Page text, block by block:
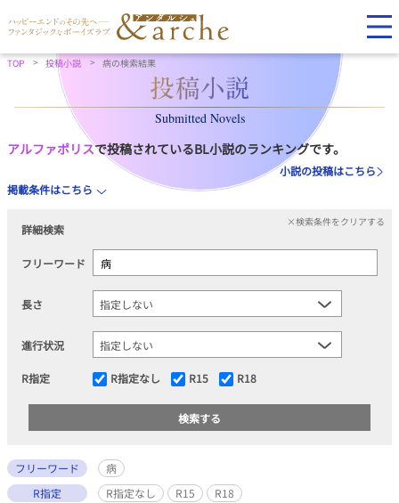
TOP 投稿小説 病の検索結果
Submitted Novels
アルファポリスで投稿されているBL小説のランキングです。
小説の投稿はこちら
掲載条件はこちら
詳細検索
×検索条件をクリアする
フリーワード
長さ
進行状況
R指定 R指定なし R15 R18
フリーワード
病
R指定
R指定なし R15 R18